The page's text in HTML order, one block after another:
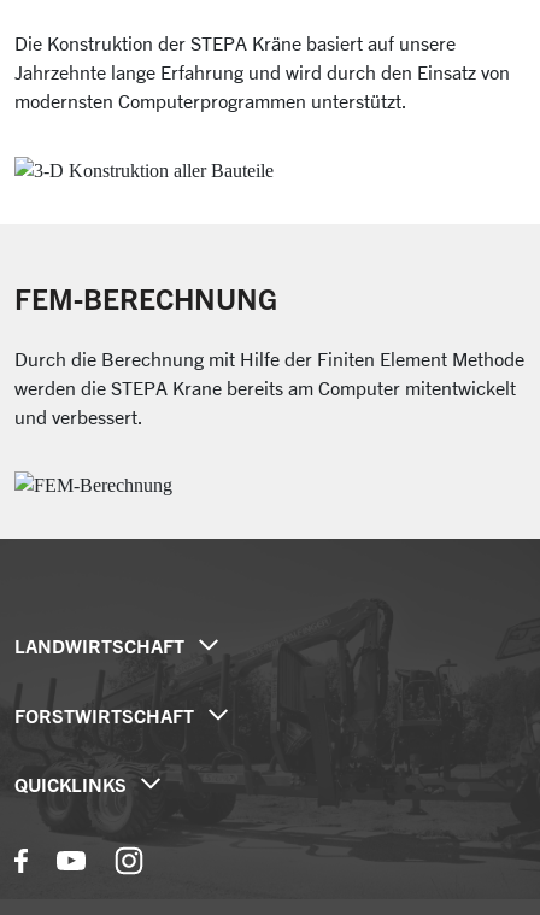
Die Konstruktion der STEPA Kräne basiert auf unsere
Jahrzehnte lange Erfahrung und wird durch den Einsatz von
modernsten Computerprogrammen unterstützt.
FEM-BERECHNUNG
Durch die Berechnung mit Hilfe der Finiten Element Methode
werden die STEPA Krane bereits am Computer mitentwickelt
und verbessert.
LANDWIRTSCHAFT
Teleknickarmkrane
Sonderlösungen
FORSTWIRTSCHAFT
Forstkrane
Forstkran mit Winde
QUICKLINKS
Aktuelles